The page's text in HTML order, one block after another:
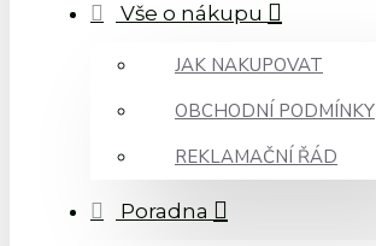
Vše o nákupu
JAK NAKUPOVAT
OBCHODNÍ PODMÍNKY
REKLAMAČNÍ ŘÁD
Poradna